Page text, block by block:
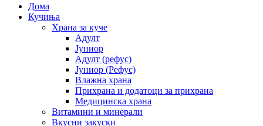
Дома
Кучиња
Храна за куче
Адулт
Јуниор
Адулт (рефус)
Јуниор (Рефус)
Влажна храна
Прихрана и додатоци за прихрана
Медицинска храна
Витамини и минерали
Вкусни закуски